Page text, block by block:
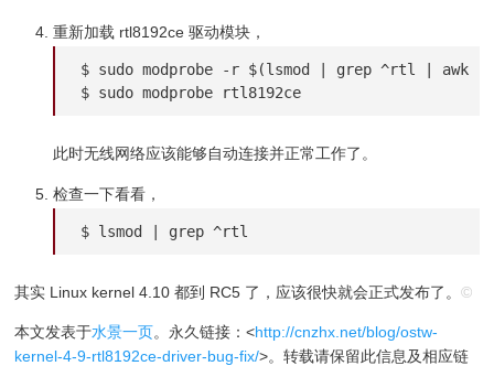
重新加载 rtl8192ce 驱动模块，
$ sudo modprobe -r $(lsmod | grep ^rtl |
$ sudo modprobe rtl8192ce
此时无线网络应该能够自动连接并正常工作了。
检查一下看看，
$ lsmod | grep ^rtl
其实 Linux kernel 4.10 都到 RC5 了，应该很快就会正式发布了。©
本文发表于水景一页。永久链接：<http://cnzhx.net/blog/ostw-
kernel-4-9-rtl8192ce-driver-bug-fix/>。转载请保留此信息及相应链